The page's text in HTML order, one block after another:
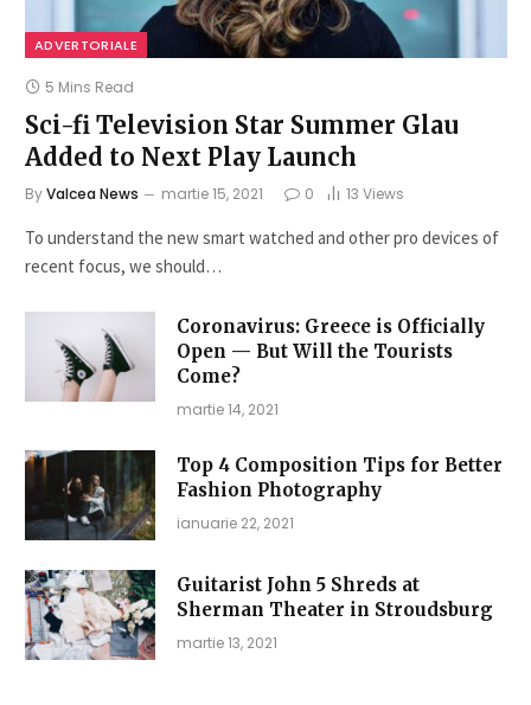
ADVERTORIALE
5 Mins Read
Sci-fi Television Star Summer Glau
Added to Next Play Launch
ByValcea News martie 15, 2021 0 13 Views
To understand the new smart watched and other pro devices of
recent focus, we should…
Coronavirus: Greece is Officially
Open — But Will the Tourists
Come?
martie 14, 2021
Top 4 Composition Tips for Better
Fashion Photography
ianuarie 22, 2021
Guitarist John 5 Shreds at
Sherman Theater in Stroudsburg
martie 13, 2021